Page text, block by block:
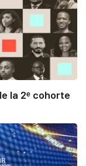
la 2ᵉ cohorte